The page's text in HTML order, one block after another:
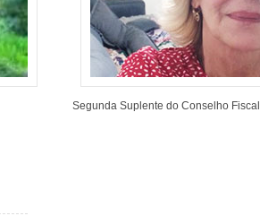
Segunda Suplente do Conselho Fiscal